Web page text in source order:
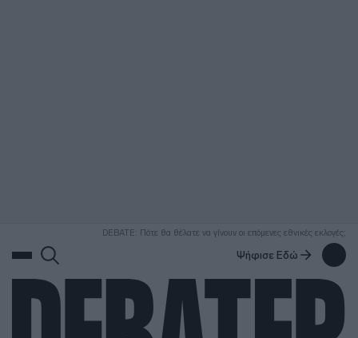
DEBATE: Πότε θα θέλατε να γίνουν οι επόμενες εθνικές εκλογές;
Ψήφισε Εδώ